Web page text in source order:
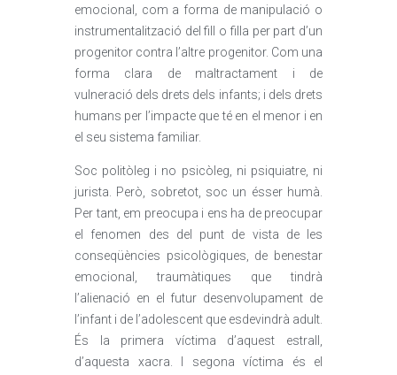
emocional, com a forma de manipulació o
instrumentalització del fill o filla per part d’un
progenitor contra l’altre progenitor. Com una
forma clara de maltractament i de
vulneració dels drets dels infants; i dels drets
humans per l’impacte que té en el menor i en
el seu sistema familiar.
Soc politòleg i no psicòleg, ni psiquiatre, ni
jurista. Però, sobretot, soc un ésser humà.
Per tant, em preocupa i ens ha de preocupar
el fenomen des del punt de vista de les
conseqüències psicològiques, de benestar
emocional, traumàtiques que tindrà
l’alienació en el futur desenvolupament de
l’infant i de l’adolescent que esdevindrà adult.
És la primera víctima d’aquest estrall,
d’aquesta xacra. I segona víctima és el